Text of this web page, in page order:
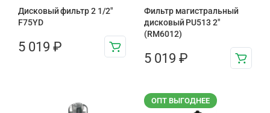
Дисковый фильтр 2 1/2″
F75YD
5 019 ₽
Фильтр магистральный
дисковый PU513 2″
(RM6012)
5 019 ₽
ОПТ ВЫГОДНЕЕ